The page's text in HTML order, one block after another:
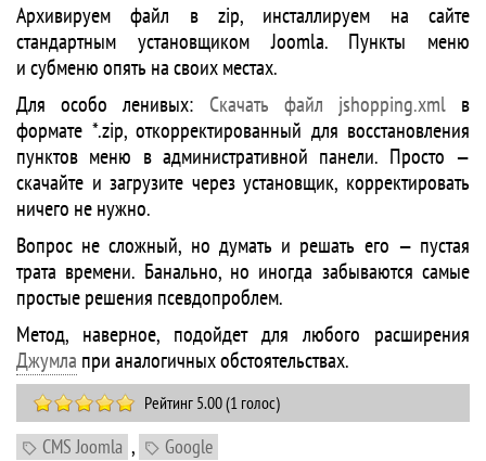
Архивируем файл в zip, инсталлируем на сайте
стандартным установщиком Joomla. Пункты меню
и субменю опять на своих местах.
Для особо ленивых: Скачать файл jshopping.xmlв
формате *.zip, откорректированный для восстановления
пунктов меню в административной панели. Просто —
скачайте и загрузите через установщик, корректировать
ничего не нужно.
Вопрос не сложный, но думать и решать его — пустая
трата времени. Банально, но иногда забываются самые
простые решения псевдопроблем.
Метод, наверное, подойдет для любого расширения
Джумла при аналогичных обстоятельствах.
Рейтинг 5.00 (1 голос)
CMS Joomla , Google